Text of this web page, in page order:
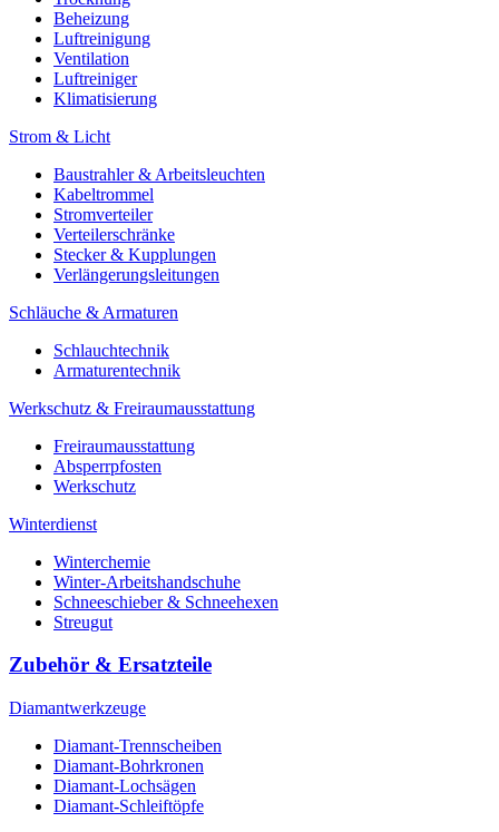
Beheizung
Luftreinigung
Ventilation
Luftreiniger
Klimatisierung
Strom & Licht
Baustrahler & Arbeitsleuchten
Kabeltrommel
Stromverteiler
Verteilerschränke
Stecker & Kupplungen
Verlängerungs­leitungen
Schläuche & Armaturen
Schlauchtechnik
Armaturentechnik
Werkschutz & Freiraumausstattung
Freiraumausstattung
Absperrpfosten
Werkschutz
Winterdienst
Winterchemie
Winter-Arbeitshandschuhe
Schneeschieber & Schneehexen
Streugut
Zubehör & Ersatzteile
Diamantwerkzeuge
Diamant-Trennscheiben
Diamant-Bohrkronen
Diamant-Lochsägen
Diamant-Schleiftöpfe